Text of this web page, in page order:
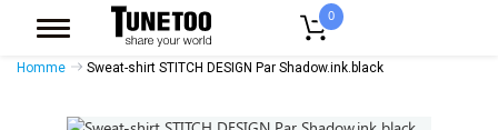
0
Vêtement Homme Sweatshirts Homme
Homme
Sweat-shirt STITCH DESIGN Par Shadow.ink.black